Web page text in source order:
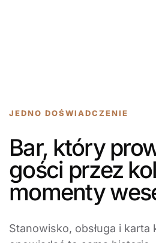
JEDNO DOŚWIADCZENIE
Bar, który
gości przez
momenty
Stanowisko, obsługa i